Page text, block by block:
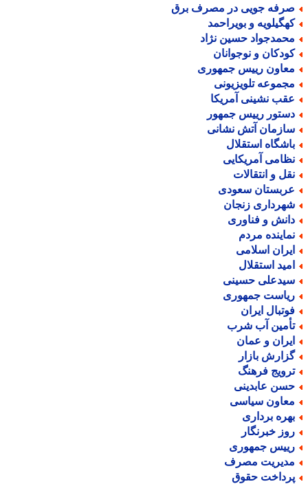
جویی در مصرف برق
و بویراحمد
حسین نژاد
و نوجوانان
رییس جمهوری
تلویزیونی
نشینی آمریکا
رییس جمهور
آتش نشانی
استقلال
آمریکایی
و انتقالات
سعودی
زنجان
و فناوری
مردم
اسلامی
استقلال
حسینی
جمهوری
ایران
آب شرب
و عمان
بازار
فرهنگ
عابدینی
سیاسی
برداری
خبرنگار
جمهوری
مصرف
حقوق